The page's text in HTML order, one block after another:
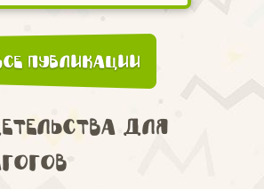
публикации
для